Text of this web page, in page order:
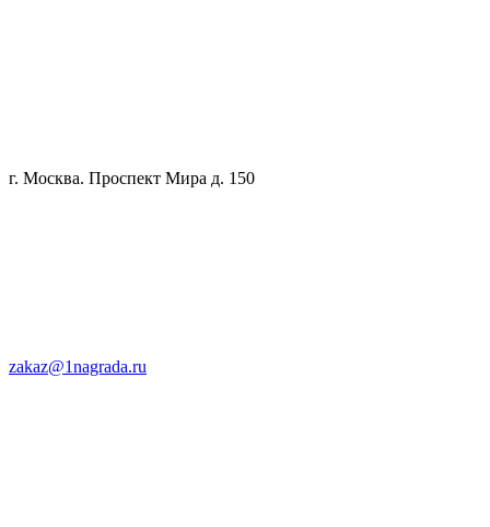
г. Москва. Проспект Мира д. 150
zakaz@1nagrada.ru